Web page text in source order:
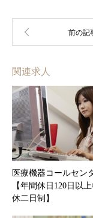
関連求人
医療機器コールセン
【年間休日120日以
休二日制】